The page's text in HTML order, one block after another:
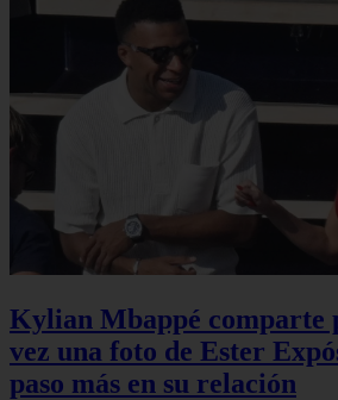
Kylian Mbappé comparte
vez una foto de Ester
paso más en su relación